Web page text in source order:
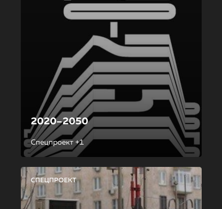
2020–2050
Спецпроект +1
СПЕЦПРОЕКТ